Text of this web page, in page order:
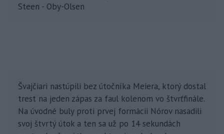
Steen - Oby-Olsen
Švajčiari nastúpili bez útočníka Meiera, ktorý dostal
trest na jeden zápas za faul kolenom vo štvrťfinále.
Na úvodné buly proti prvej formácii Nórov nasadili
svoj štvrtý útok a ten sa už po 14 sekundách